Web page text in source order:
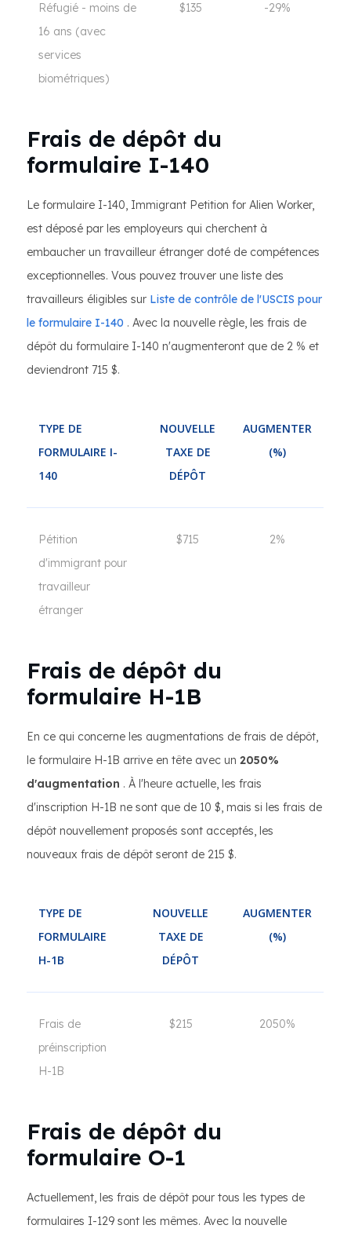
Réfugié - moins de
16 ans (avec
services
biométriques)
$135 -29%
Frais de dépôt du
formulaire I-140
Le formulaire I-140, Immigrant Petition for Alien Worker,
est déposé par les employeurs qui cherchent à
embaucher un travailleur étranger doté de compétences
exceptionnelles. Vous pouvez trouver une liste des
travailleurs éligibles sur Liste de contrôle de l'USCIS pour
le formulaire I-140 . Avec la nouvelle règle, les frais de
dépôt du formulaire I-140 n'augmenteront que de 2 % et
deviendront 715 $.
TYPE DE
FORMULAIRE I-
140
NOUVELLE
TAXE DE
DÉPÔT
AUGMENTER
(%)
Pétition
d'immigrant pour
travailleur
étranger
$715 2%
Frais de dépôt du
formulaire H-1B
En ce qui concerne les augmentations de frais de dépôt,
le formulaire H-1B arrive en tête avec un 2050%
d'augmentation . À l'heure actuelle, les frais
d'inscription H-1B ne sont que de 10 $, mais si les frais de
dépôt nouvellement proposés sont acceptés, les
nouveaux frais de dépôt seront de 215 $.
TYPE DE
FORMULAIRE
H-1B
NOUVELLE
TAXE DE
DÉPÔT
AUGMENTER
(%)
Frais de
préinscription
H-1B
$215 2050%
Frais de dépôt du
formulaire O-1
Actuellement, les frais de dépôt pour tous les types de
formulaires I-129 sont les mêmes. Avec la nouvelle